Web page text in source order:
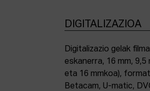
DIGITALIZAZIOA
Digitalizazio gelak
eskanerra, 16 mm,
eta 16 mmkoa),
Betacam, U-matic,